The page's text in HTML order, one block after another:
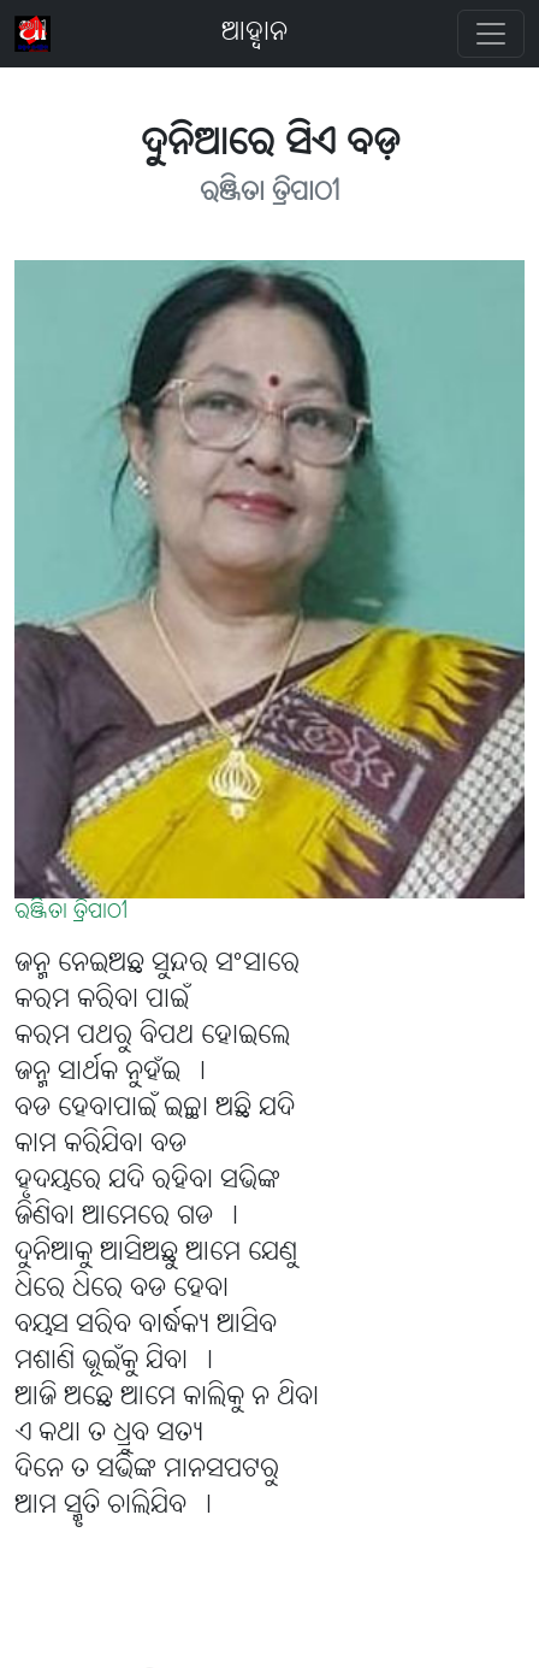
ଆହ୍ବାନ
ଦୁନିଆରେ ସିଏ ବଡ଼
ରଞ୍ଜିତା ତ୍ରିପାଠୀ
ରଞ୍ଜିତା ତ୍ରିପାଠୀ
ଜନ୍ମ ନେଇଅଛ ସୁନ୍ଦର ସଂସାରେ
କରମ କରିବା ପାଇଁ
କରମ ପଥରୁ ବିପଥ ହୋଇଲେ
ଜନ୍ମ ସାର୍ଥକ ନୁହଁଇ ।
ବଡ ହେବାପାଇଁ ଇଚ୍ଛା ଅଛି ଯଦି
କାମ କରିଯିବା ବଡ
ହୃଦୟରେ ଯଦି ରହିବା ସଭିଙ୍କ
ଜିଣିବା ଆମେରେ ଗଡ ।
ଦୁନିଆକୁ ଆସିଅଛୁ ଆମେ ଯେଣୁ
ଧିରେ ଧିରେ ବଡ ହେବା
ବୟସ ସରିବ ବାର୍ଦ୍ଧକ୍ୟ ଆସିବ
ମଶାଣି ଭୂଇଁକୁ ଯିବା ।
ଆଜି ଅଛେ ଆମେ କାଲିକୁ ନ ଥିବା
ଏ କଥା ତ ଧ୍ରୁବ ସତ୍ୟ
ଦିନେ ତ ସଭିଙ୍କ ମାନସପଟରୁ
ଆମ ସ୍ମୃତି ଚାଲିଯିବ ।